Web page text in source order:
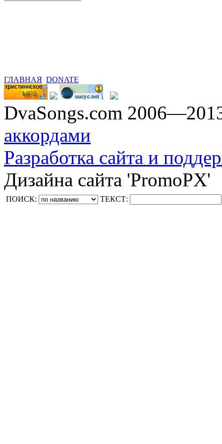
ГЛАВНАЯ DONATE
DvaSongs.com
аккордами
Разработка сайта и
Дизайна сайта 'PromoPX'
ПОИСК: ТЕКСТ: